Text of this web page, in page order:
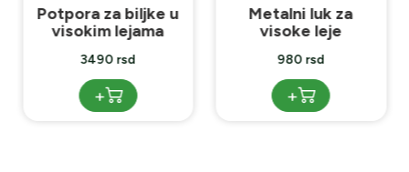
Potpora za biljke u
visokim lejama
3490 rsd
+
Metalni luk za
visoke leje
980 rsd
+